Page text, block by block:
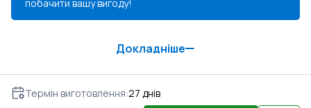
побачити вашу вигоду!
Докладніше
Термін виготовлення:27 днів